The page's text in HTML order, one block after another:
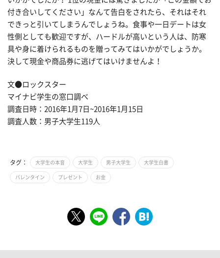
付き合いしてください」なんて告白をされたら、それはそれ
できっと引いてしまうんでしょうね。食事や一日デートは女
性側としても歓迎ですが、ハードルが高いという人は、防寒
具や身に着けられるものを贈ってみてはいかがでしょうか。
決して現金や商品券に逃げてはいけませんよ！
文●ロックスター
マイナビ学生の窓口調べ
調査日時：2016年1月7日~2016年1月15日
調査人数：男子大学生119人
タグ： 大学生の本音 大学生 男子大学生 大学生白書
バレンタイン プレゼント お金